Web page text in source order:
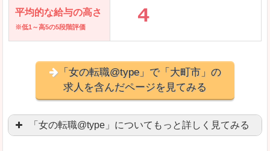
平均的な給与の高さ
※低1～高5の5段階評価
「女の転職@type」で「大町市」の
求人を含んだページを見てみる
「女の転職@type」についてもっと詳しく見てみる